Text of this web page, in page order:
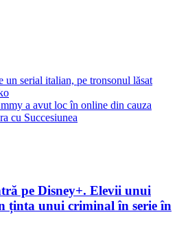
un serial italian, pe tronsonul lăsat
a avut loc în online din cauza
cu Succesiunea
pe Disney+. Elevii unui
ținta unui criminal în serie în